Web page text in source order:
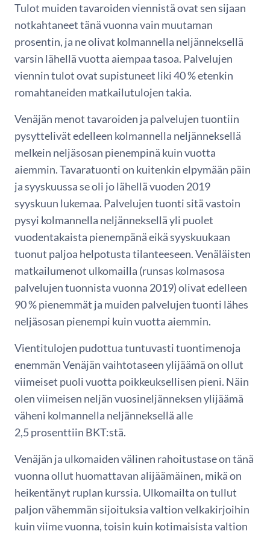
Tulot muiden tavaroiden viennistä ovat sen sijaan
notkahtaneet tänä vuonna vain muutaman
prosentin, ja ne olivat kolmannella neljänneksellä
varsin lähellä vuotta aiempaa tasoa. Palvelujen
viennin tulot ovat supistuneet liki 40 % etenkin
romahtaneiden matkailutulojen takia.
Venäjän menot tavaroiden ja palvelujen tuontiin
pysyttelivät edelleen kolmannella neljänneksellä
melkein neljäsosan pienempinä kuin vuotta
aiemmin. Tavaratuonti on kuitenkin elpymään päin
ja syyskuussa se oli jo lähellä vuoden 2019
syyskuun lukemaa. Palvelujen tuonti sitä vastoin
pysyi kolmannella neljänneksellä yli puolet
vuodentakaista pienempänä eikä syyskuukaan
tuonut paljoa helpotusta tilanteeseen. Venäläisten
matkailumenot ulkomailla (runsas kolmasosa
palvelujen tuonnista vuonna 2019) olivat edelleen
90 % pienemmät ja muiden palvelujen tuonti lähes
neljäsosan pienempi kuin vuotta aiemmin.
Vientitulojen pudottua tuntuvasti tuontimenoja
enemmän Venäjän vaihtotaseen ylijäämä on ollut
viimeiset puoli vuotta poikkeuksellisen pieni. Näin
olen viimeisen neljän vuosineljänneksen ylijäämä
väheni kolmannella neljänneksellä alle
2,5 prosenttiin BKT:stä.
Venäjän ja ulkomaiden välinen rahoitustase on tänä
vuonna ollut huomattavan alijäämäinen, mikä on
heikentänyt ruplan kurssia. Ulkomailta on tullut
paljon vähemmän sijoituksia valtion velkakirjoihin
kuin viime vuonna, toisin kuin kotimaisista valtion